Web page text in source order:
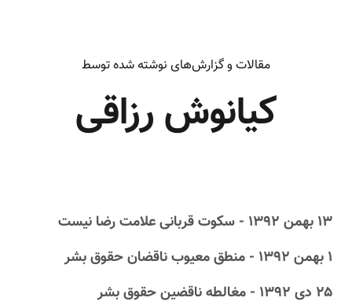
مقالات و گزارش‌های نوشته شده توسط
کیانوش رزاقی
۱۳ بهمن ۱۳۹۲ - سکوت قربانی علامت رضا نیست
۱ بهمن ۱۳۹۲ - منطق معیوب ناقضان حقوق بشر
۲۵ دى ۱۳۹۲ - مغالطه ناقضین حقوق بشر